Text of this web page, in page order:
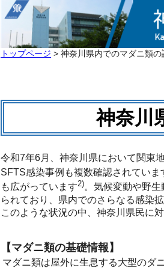
トップページ > 神奈川県内でのマダニ類
神奈川
令和7年6月、神奈川県において関東
SFTS感染事例も複数確認されていま
も広がっています2)。気候変動や野
られており、県内でのさらなる感染
このような状況の中、神奈川県民に
【マダニ類の基礎情報】
マダニ類は屋外に生息する大型のダ